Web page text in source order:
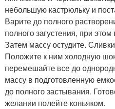
небольшую кастрюльку и
Варите до полного
полного загустения, при
Затем массу остудите.
Положите к ним холодную
перемешайте все до
массу в подготовленную
до полного застывания.
желании полейте коньяком.